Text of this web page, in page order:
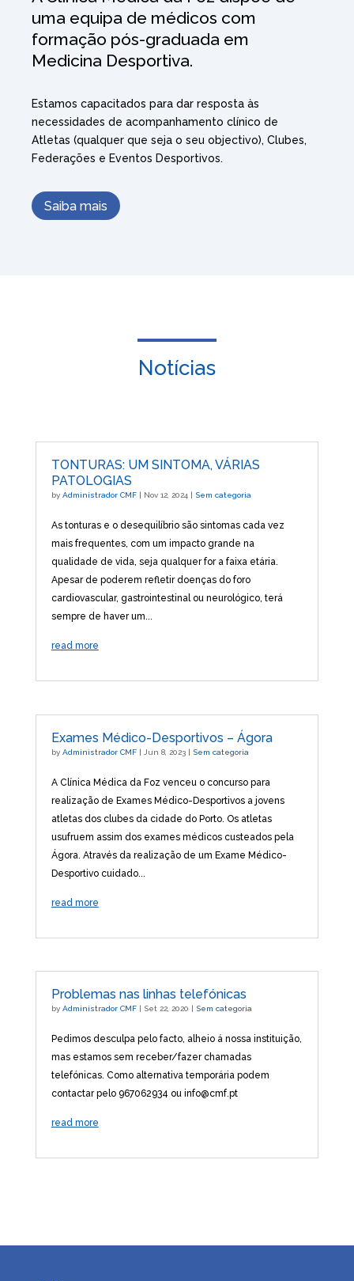
uma equipa de médicos com
formação pós-graduada em
Medicina Desportiva.
Estamos capacitados para dar resposta às
necessidades de acompanhamento clínico de
Atletas (qualquer que seja o seu objectivo), Clubes,
Federações e Eventos Desportivos.
Saiba mais
Notícias
TONTURAS: UM SINTOMA, VÁRIAS
PATOLOGIAS
by Administrador CMF| Nov 12, 2024| Sem categoria
As tonturas e o desequilíbrio são sintomas cada vez
mais frequentes, com um impacto grande na
qualidade de vida, seja qualquer for a faixa etária.
Apesar de poderem refletir doenças do foro
cardiovascular, gastrointestinal ou neurológico, terá
sempre de haver um...
read more
Exames Médico-Desportivos – Ágora
by Administrador CMF| Jun 8, 2023| Sem categoria
A Clínica Médica da Foz venceu o concurso para
realização de Exames Médico-Desportivos a jovens
atletas dos clubes da cidade do Porto. Os atletas
usufruem assim dos exames médicos custeados pela
Ágora. Através da realização de um Exame Médico-
Desportivo cuidado...
read more
Problemas nas linhas telefónicas
by Administrador CMF| Set 22, 2020 | Sem categoria
Pedimos desculpa pelo facto, alheio á nossa instituição,
mas estamos sem receber/fazer chamadas
telefónicas. Como alternativa temporária podem
contactar pelo 967062934 ou info@cmf.pt
read more